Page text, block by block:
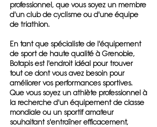
professionnel, que vous soyez un membre
d'un club de cyclisme ou d'une équipe
de triathlon.
En tant que spécialiste de l'équipement
de sport de haute qualité à Grenoble,
Botapis est l'endroit idéal pour trouver
tout ce dont vous avez besoin pour
améliorer vos performances sportives.
Que vous soyez un athlète professionnel à
la recherche d'un équipement de classe
mondiale ou un sportif amateur
souhaitant s'entraîner efficacement,